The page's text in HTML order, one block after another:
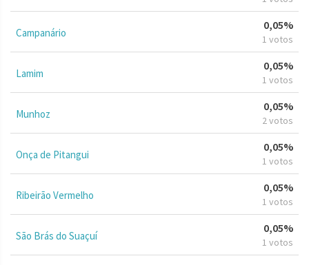
Campanário
0,05%
1 votos
Lamim
0,05%
1 votos
Munhoz
0,05%
2 votos
Onça de Pitangui
0,05%
1 votos
Ribeirão Vermelho
0,05%
1 votos
São Brás do Suaçuí
0,05%
1 votos